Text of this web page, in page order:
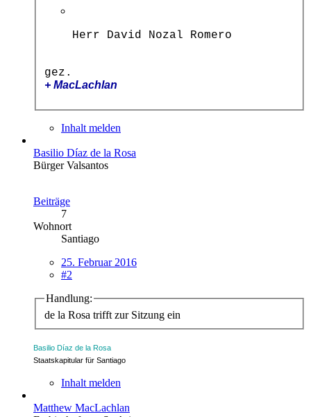
Herr David Nozal Romero
gez.
+ MacLachlan
Inhalt melden
Basilio Díaz de la Rosa
Bürger Valsantos
Beiträge
7
Wohnort
Santiago
25. Februar 2016
#2
Handlung:
de la Rosa trifft zur Sitzung ein
Basilio Díaz de la Rosa
Staatskapitular für Santiago
Inhalt melden
Matthew MacLachlan